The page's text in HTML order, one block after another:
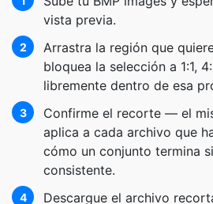
vista previa.
2
Arrastra la región que
bloquea la selección a 1:1,
libremente dentro de esa
3
Confirme el recorte — el
aplica a cada archivo que
cómo un conjunto termina
consistente.
4
Descargue el archivo